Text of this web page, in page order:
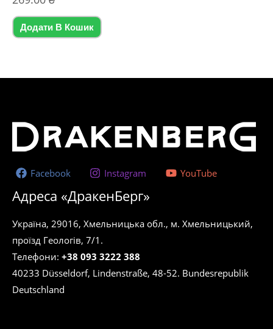
5.00
Додати В Кошик
Facebook Instagram YouTube
Адреса «ДракенБерг»
Україна, 29016, Хмельницька обл., м. Хмельницький,
проїзд Геологів, 7/1.
Телефони: +38 093 3222 388
40233 Düsseldorf, Lindenstraße, 48-52. Bundesrepublik
Deutschland